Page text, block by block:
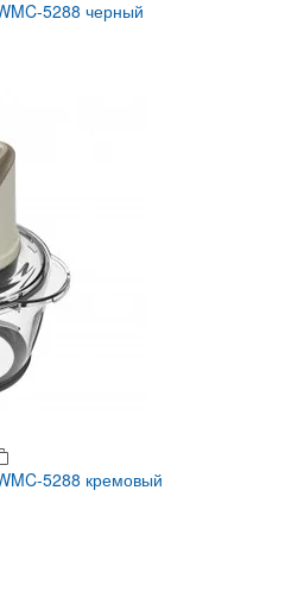
5288 черный
5288 кремовый